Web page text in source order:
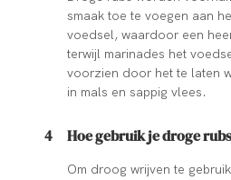
smaak toe te voegen aan
voedsel, waardoor een
terwijl marinades het
voorzien door het te laten
in mals en sappig vlees.
4 Hoe gebruik je droge
Om droog wrijven te